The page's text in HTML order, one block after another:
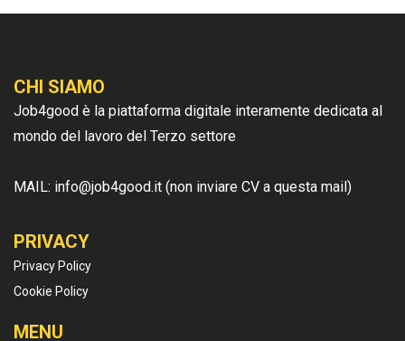
CHI SIAMO
Job4good è la piattaforma digitale interamente dedicata al
mondo del lavoro del Terzo settore
MAIL: info@job4good.it (non inviare CV a questa mail)
PRIVACY
Privacy Policy
Cookie Policy
MENU